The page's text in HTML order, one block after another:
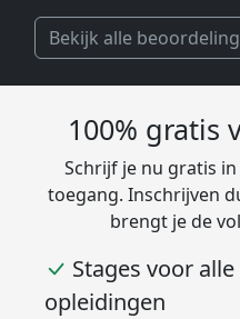
Bekijk alle
100% gratis
Schrijf je nu gratis
toegang. Inschrijven
brengt je de
Stages voor
opleidingen